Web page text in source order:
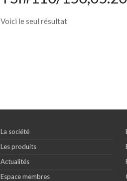
Voici le seul résultat
La société
Les produits
Actualités
Espace membres